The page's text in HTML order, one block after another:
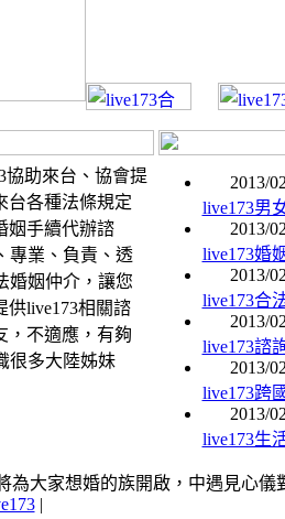
協助來台、協會提
台各種法條規定
姻手續代辦諮
專業、負責、透
婚姻仲介，讓您
供live173相關諮
，不適應，有夠
很多大陸姊妹
2013/
live173男
2013/
live173婚
2013/
live173合
2013/
live173諮
2013/
live173跨
2013/
live173生
為大家想婚的族開啟，中遇見心儀
|